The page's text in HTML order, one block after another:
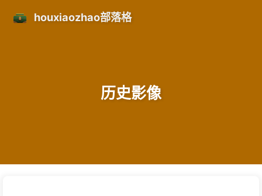
houxiaozhao部落格
历史影像